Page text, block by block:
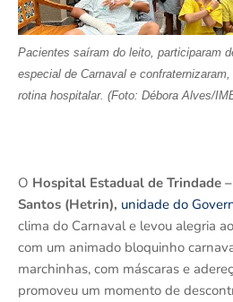
Pacientes saíram do leito, participaram
especial de Carnaval e
rotina hospitalar. (Foto: Débora Alves/
O Hospital Estadual de Trindade
Santos (Hetrin), unidade do
clima do Carnaval e levou alegria
com um animado bloquinho
marchinhas, com máscaras e
promoveu um momento de